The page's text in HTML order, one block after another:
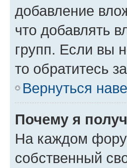
добавление
что добавлять
групп. Если вы
то обратитесь
Вернуться
Почему я
На каждом
собственный